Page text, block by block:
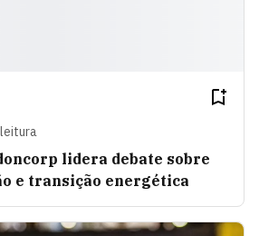
leitura
lidera debate sobre
e transição energética